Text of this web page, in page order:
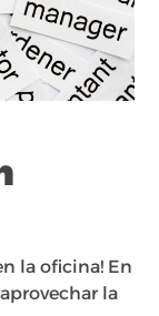
la oficina! En
la